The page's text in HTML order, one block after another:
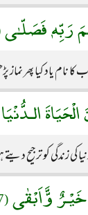
رَبِّهٖ فَصَلّـٰى
نام یاد کیا پھر نماز
الـدُّنْيَا
کی زندگی کو ترجیح
وَّّاَبْقٰى (17)